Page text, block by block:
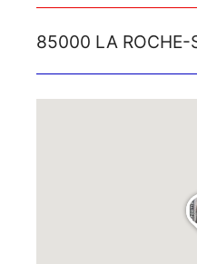
85000 LA ROCHE-